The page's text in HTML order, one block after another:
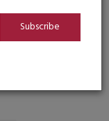
Subscribe